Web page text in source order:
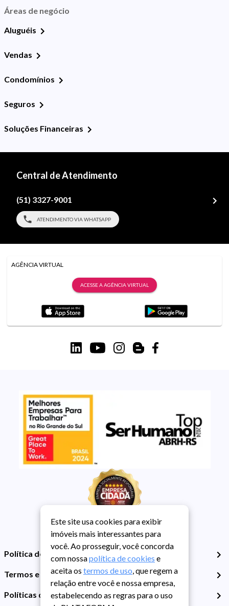
Áreas de negócio
Aluguéis
Vendas
Condomínios
Seguros
Soluções Financeiras
Central de Atendimento
(51) 3327-9001
ATENDIMENTO VIA WHATSAPP
AGÊNCIA VIRTUAL
ACESSE A AGÊNCIA VIRTUAL
Política de Privacidade
Termos e Condições de Uso
Políticas de Cookies
Este site usa cookies para exibir
imóveis mais interessantes para
você. Ao prosseguir, você concorda
com nossapolítica de cookies e
aceita os termos de uso, que regem a
relação entre você e nossa empresa,
estabelecendo as regras para o uso